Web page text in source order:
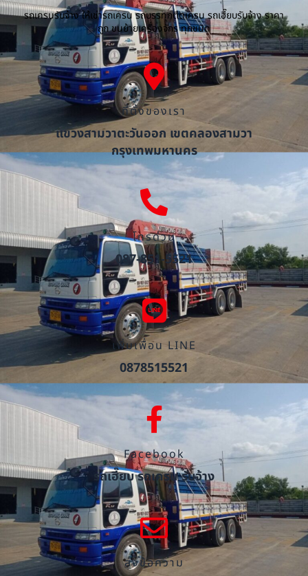
รถเครนรับจ้าง ให้เช่ารถเครน รถบรรทุกติดเครน รถเฮี๊ยบรับจ้าง ราคา
ถูก ขนย้ายเครื่องจักร ทุกชนิด
ที่ตั้งของเรา
แขวงสามวาตะวันออก เขตคลองสามวา
กรุงเทพมหานคร
โทรด่วน
087-851-5521
เพิ่มเพื่อน LINE
0878515521
Facebook
รถเฮี๊ยบ รถเครน รับจ้าง
ส่งข้อความ